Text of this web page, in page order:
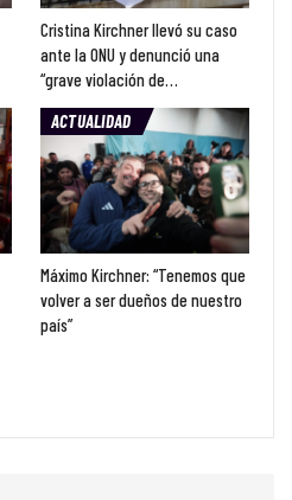
Cristina Kirchner llevó su caso
ante la ONU y denunció una
“grave violación de…
ACTUALIDAD
Máximo Kirchner: “Tenemos que
volver a ser dueños de nuestro
país”